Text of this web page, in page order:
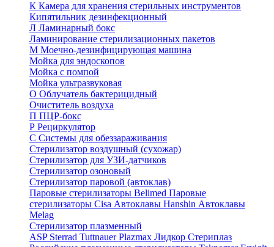
К Камера для хранения стерильных инструментов
Кипятильник дезинфекционный
Л Ламинарный бокс
Ламинирование стерилизационных пакетов
М Моечно-дезинфицирующая машина
Мойка для эндоскопов
Мойка с помпой
Мойка ультразвуковая
О Облучатель бактерицидный
Очиститель воздуха
П ПЦР-бокс
Р Рециркулятор
С Системы для обеззараживания
Стерилизатор воздушный (сухожар)
Стерилизатор для УЗИ-датчиков
Стерилизатор озоновый
Стерилизатор паровой (автоклав)
Паровые стерилизаторы Belimed Паровые
стерилизаторы Cisa Автоклавы Hanshin Автоклавы
Melag
Стерилизатор плазменный
ASP Sterrad Tuttnauer Plazmax Лидкор Стериплаз